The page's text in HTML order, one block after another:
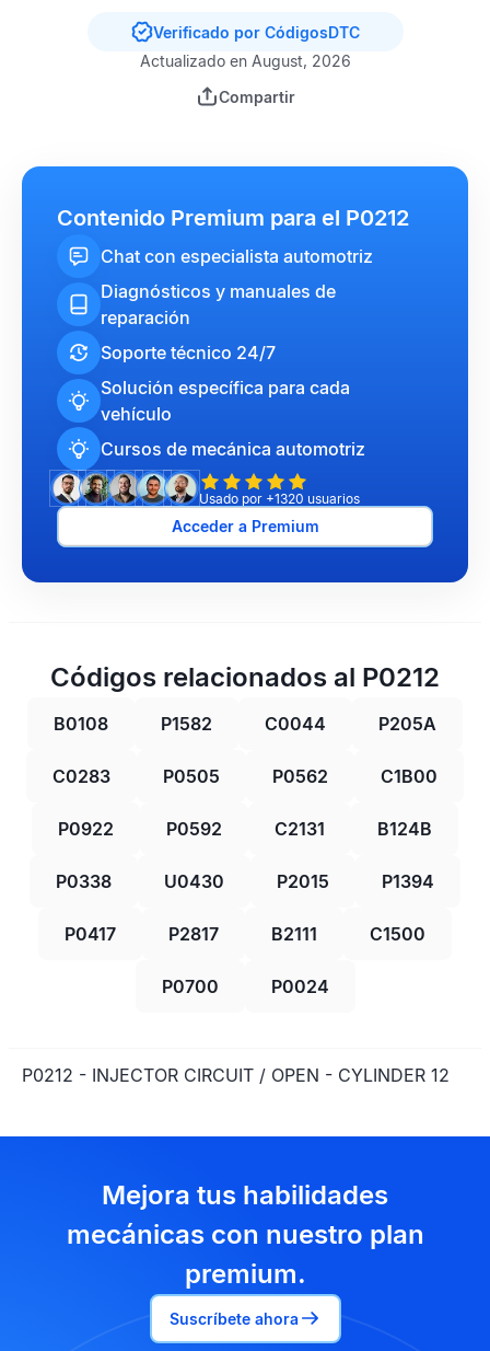
Verificado por CódigosDTC
Actualizado en August, 2026
Compartir
Contenido Premium para el P0212
Chat con especialista automotriz
Diagnósticos y manuales de
reparación
Soporte técnico 24/7
Solución específica para cada
vehículo
Cursos de mecánica automotriz
Usado por +1320 usuarios
Acceder a Premium
Códigos relacionados al P0212
B0108 P1582 C0044 P205A
C0283 P0505 P0562 C1B00
P0922 P0592 C2131 B124B
P0338 U0430 P2015 P1394
P0417 P2817 B2111 C1500
P0700 P0024
P0212 - INJECTOR CIRCUIT / OPEN - CYLINDER 12
Mejora tus habilidades
mecánicas con nuestro plan
premium.
Suscríbete ahora